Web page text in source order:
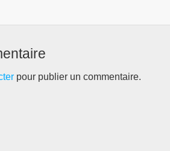
pour publier un commentaire.